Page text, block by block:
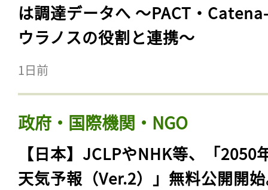
は調達データへ 〜PACT・
ウラノスの役割と連携〜
1日前
政府・国際機関・NGO
【日本】JCLPやNHK等、「2050
天気予報（Ver.2）」無料公開開